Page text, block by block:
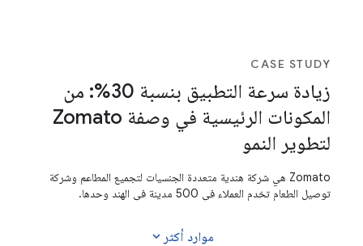
CASE STUDY
زيادة سرعة التطبيق بنسبة 30%: من
المكونات الرئيسية في وصفة Zomato
لتطوير النمو
Zomato هي شركة هندية متعددة الجنسيات لتجميع المطاعم وشركة
توصيل الطعام تخدم العملاء في 500 مدينة في الهند وحدها.
موارد أكثر expand_more